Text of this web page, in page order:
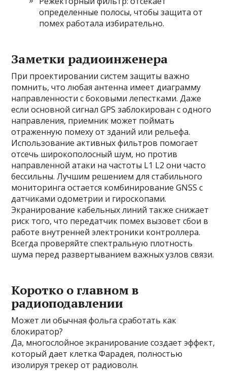
определенные полосы, чтобы защита от
помех работала избирательно.
Заметки радиоинженера
При проектировании систем защиты важно
помнить, что любая антенна имеет диаграмму
направленности с боковыми лепестками. Даже
если основной сигнал GPS заблокирован с одного
направления, приемник может поймать
отраженную помеху от зданий или рельефа.
Использование активных фильтров помогает
отсечь широкополосный шум, но против
направленной атаки на частоты L1 L2 они часто
бессильны. Лучшим решением для стабильного
мониторинга остается комбинирование GNSS с
датчиками одометрии и гироскопами.
Экранирование кабельных линий также снижает
риск того, что передатчик помех вызовет сбои в
работе внутренней электроники контроллера.
Всегда проверяйте спектральную плотность
шума перед развертыванием важных узлов связи.
Коротко о главном в
радиоподавлении
Может ли обычная фольга сработать как
блокиратор?
Да, многослойное экранирование создает эффект,
который дает клетка Фарадея, полностью
изолируя трекер от радиоволн.